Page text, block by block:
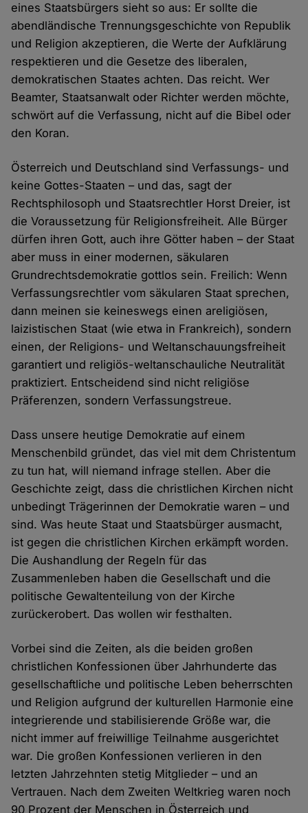
eines Staatsbürgers sieht so aus: Er sollte die
abendländische Trennungsgeschichte von Republik
und Religion akzeptieren, die Werte der Aufklärung
respektieren und die Gesetze des liberalen,
demokratischen Staates achten. Das reicht. Wer
Beamter, Staatsanwalt oder Richter werden möchte,
schwört auf die Verfassung, nicht auf die Bibel oder
den Koran.
Österreich und Deutschland sind Verfassungs- und
keine Gottes-Staaten – und das, sagt der
Rechtsphilosoph und Staatsrechtler Horst Dreier, ist
die Voraussetzung für Religionsfreiheit. Alle Bürger
dürfen ihren Gott, auch ihre Götter haben – der Staat
aber muss in einer modernen, säkularen
Grundrechtsdemokratie gottlos sein. Freilich: Wenn
Verfassungsrechtler vom säkularen Staat sprechen,
dann meinen sie keineswegs einen areligiösen,
laizistischen Staat (wie etwa in Frankreich), sondern
einen, der Religions- und Weltanschauungsfreiheit
garantiert und religiös-weltanschauliche Neutralität
praktiziert. Entscheidend sind nicht religiöse
Präferenzen, sondern Verfassungstreue.
Dass unsere heutige Demokratie auf einem
Menschenbild gründet, das viel mit dem Christentum
zu tun hat, will niemand infrage stellen. Aber die
Geschichte zeigt, dass die christlichen Kirchen nicht
unbedingt Trägerinnen der Demokratie waren – und
sind. Was heute Staat und Staatsbürger ausmacht,
ist gegen die christlichen Kirchen erkämpft worden.
Die Aushandlung der Regeln für das
Zusammenleben haben die Gesellschaft und die
politische Gewaltenteilung von der Kirche
zurückerobert. Das wollen wir festhalten.
Vorbei sind die Zeiten, als die beiden großen
christlichen Konfessionen über Jahrhunderte das
gesellschaftliche und politische Leben beherrschten
und Religion aufgrund der kulturellen Harmonie eine
integrierende und stabilisierende Größe war, die
nicht immer auf freiwillige Teilnahme ausgerichtet
war. Die großen Konfessionen verlieren in den
letzten Jahrzehnten stetig Mitglieder – und an
Vertrauen. Nach dem Zweiten Weltkrieg waren noch
90 Prozent der Menschen in Österreich und